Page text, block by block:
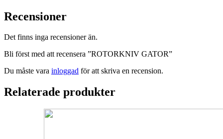
Recensioner
Det finns inga recensioner än.
Bli först med att recensera ”ROTORKNIV GATOR”
Du måste vara inloggad för att skriva en recension.
Relaterade produkter